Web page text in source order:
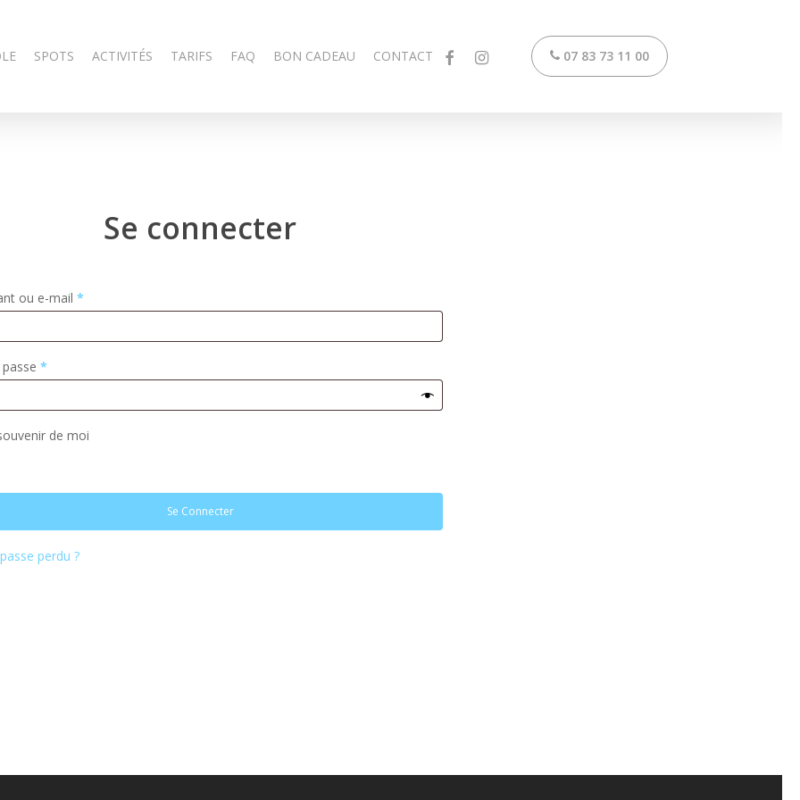
SPOTS ACTIVITÉS TARIFS FAQ BON CADEAU CONTACT FACEBOOKINSTAGRAM 07 83 73 11 00
Se connecter
ou e-mail *
*
de moi
Se Connecter
perdu ?